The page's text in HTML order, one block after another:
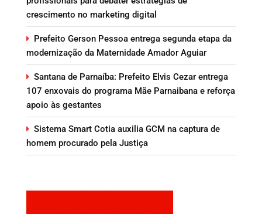
crescimento no marketing digital
Prefeito Gerson Pessoa entrega segunda etapa da
modernização da Maternidade Amador Aguiar
Santana de Parnaíba: Prefeito Elvis Cezar entrega
107 enxovais do programa Mãe Parnaibana e reforça
apoio às gestantes
Sistema Smart Cotia auxilia GCM na captura de
homem procurado pela Justiça